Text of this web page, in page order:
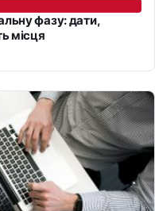
фазу: дати,
місця